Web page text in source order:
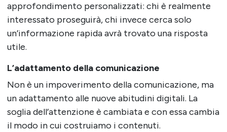
approfondimento personalizzati: chi è realmente
interessato proseguirà, chi invece cerca solo
un’informazione rapida avrà trovato una risposta
utile.
L’adattamento della comunicazione
Non è un impoverimento della comunicazione, ma
un adattamento alle nuove abitudini digitali. La
soglia dell’attenzione è cambiata e con essa cambia
il modo in cui costruiamo i contenuti.